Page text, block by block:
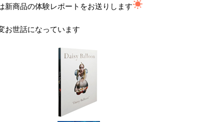
新商品の体験レポートをお送りします
お世話になっています